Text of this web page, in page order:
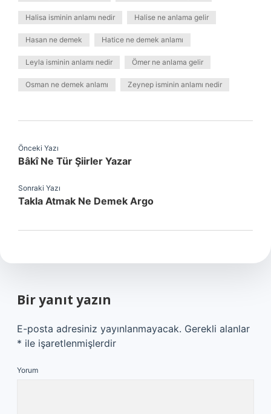
Halisa isminin anlamı nedir Halise ne anlama gelir
Hasan ne demek Hatice ne demek anlamı
Leyla isminin anlamı nedir Ömer ne anlama gelir
Osman ne demek anlamı Zeynep isminin anlamı nedir
Önceki Yazı
Bâkî Ne Tür Şiirler Yazar
Sonraki Yazı
Takla Atmak Ne Demek Argo
Bir yanıt yazın
E-posta adresiniz yayınlanmayacak. Gerekli alanlar
* ile işaretlenmişlerdir
Yorum